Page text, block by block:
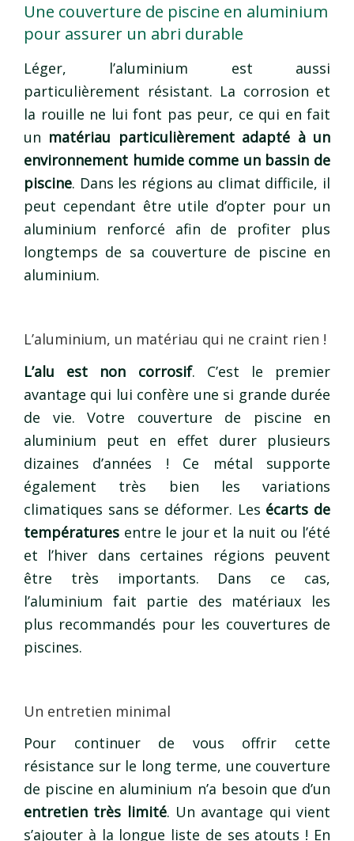
Une couverture de piscine en aluminium
pour assurer un abri durable
Léger, l’aluminium est aussi
particulièrement résistant. La corrosion et
la rouille ne lui font pas peur, ce qui en fait
un matériau particulièrement adapté à un
environnement humide comme un bassin de
piscine. Dans les régions au climat difficile, il
peut cependant être utile d’opter pour un
aluminium renforcé afin de profiter plus
longtemps de sa couverture de piscine en
aluminium.
L’aluminium, un matériau qui ne craint rien !
L’alu est non corrosif. C’est le premier
avantage qui lui confère une si grande durée
de vie. Votre couverture de piscine en
aluminium peut en effet durer plusieurs
dizaines d’années ! Ce métal supporte
également très bien les variations
climatiques sans se déformer. Les écarts de
températures entre le jour et la nuit ou l’été
et l’hiver dans certaines régions peuvent
être très importants. Dans ce cas,
l’aluminium fait partie des matériaux les
plus recommandés pour les couvertures de
piscines.
Un entretien minimal
Pour continuer de vous offrir cette
résistance sur le long terme, une couverture
de piscine en aluminium n’a besoin que d’un
entretien très limité. Un avantage qui vient
s’ajouter à la longue liste de ses atouts ! En